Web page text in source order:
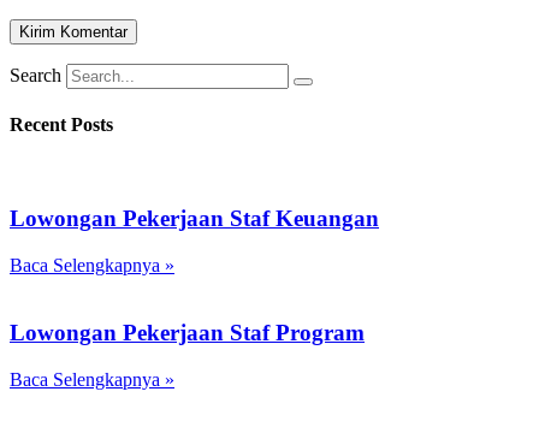
Search
Recent Posts
Lowongan Pekerjaan Staf Keuangan
Baca Selengkapnya »
Lowongan Pekerjaan Staf Program
Baca Selengkapnya »